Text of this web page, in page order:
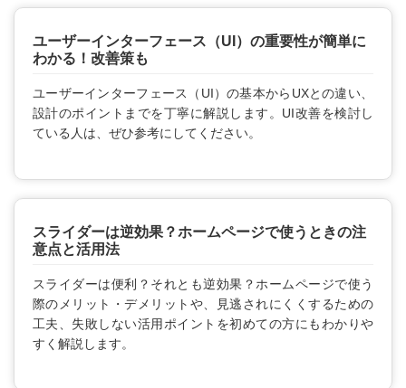
ユーザーインターフェース（UI）の重要性が簡単に
わかる！改善策も
ユーザーインターフェース（UI）の基本からUXとの違い、
設計のポイントまでを丁寧に解説します。UI改善を検討し
ている人は、ぜひ参考にしてください。
スライダーは逆効果？ホームページで使うときの注
意点と活用法
スライダーは便利？それとも逆効果？ホームページで使う
際のメリット・デメリットや、見逃されにくくするための
工夫、失敗しない活用ポイントを初めての方にもわかりや
すく解説します。